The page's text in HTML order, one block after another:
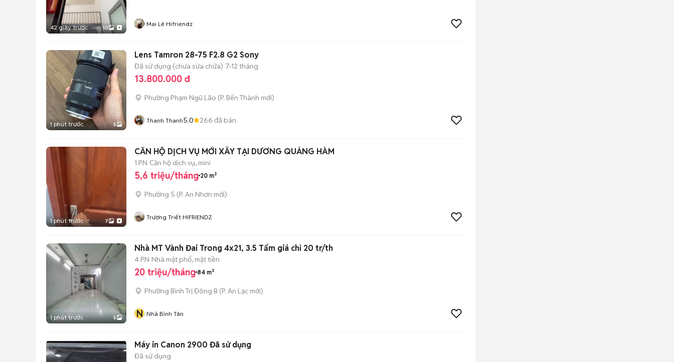
42 giây trước 10 Mai Lê Hifriendz
1 phút trước 5
Lens Tamron 28-75 F2.8 G2 Sony
Đã sử dụng (chưa sửa chữa) 7-12 tháng
13.800.000 đ
Phường Phạm Ngũ Lão (P. Bến Thành mới)
Thanh Thanh5.0 266 đã bán
1 phút trước 7
CĂN HỘ DỊCH VỤ MỚI XÂY TẠI DƯƠNG QUẢNG HÀM
1 PN Căn hộ dịch vụ, mini
5,6 triệu/tháng 20 m²
Phường 5 (P. An Nhơn mới)
Trương Triết HIFRIENDZ
1 phút trước 5
Nhà MT Vành Đai Trong 4x21, 3.5 Tấm giá chỉ 20 tr/th
4 PN Nhà mặt phố, mặt tiền
20 triệu/tháng 84 m²
Phường Bình Trị Đông B (P. An Lạc mới)
N Nhà Bình Tân
Máy in Canon 2900 Đã sử dụng
Đã sử dụng